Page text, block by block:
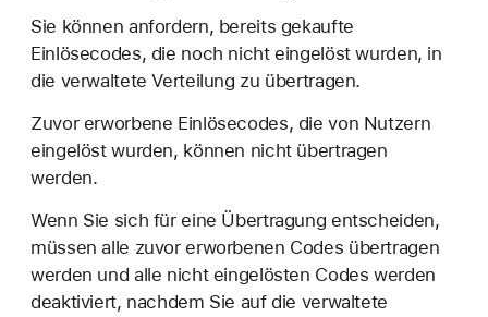
Sie können anfordern, bereits gekaufte
Einlösecodes, die noch nicht eingelöst wurden, in
die verwaltete Verteilung zu übertragen.
Zuvor erworbene Einlösecodes, die von Nutzern
eingelöst wurden, können nicht übertragen
werden.
Wenn Sie sich für eine Übertragung entscheiden,
müssen alle zuvor erworbenen Codes übertragen
werden und alle nicht eingelösten Codes werden
deaktiviert, nachdem Sie auf die verwaltete